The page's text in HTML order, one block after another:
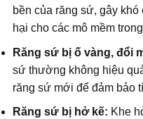
bền của răng sứ, gây
hại cho các mô mềm
Răng sứ bị ố vàng, đổi
sứ thường không hiệu
răng sứ mới để đảm bảo
Răng sứ bị hở kẽ: Khe